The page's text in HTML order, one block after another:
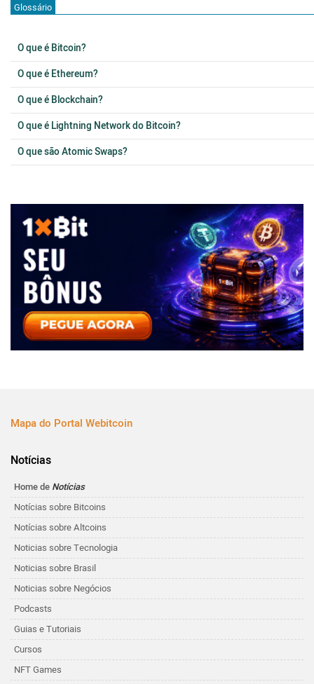
Glossário
O que é Bitcoin?
O que é Ethereum?
O que é Blockchain?
O que é Lightning Network do Bitcoin?
O que são Atomic Swaps?
Mapa do Portal Webitcoin
Notícias
Home de Notícias
Notícias sobre Bitcoins
Notícias sobre Altcoins
Noticias sobre Tecnologia
Noticias sobre Brasil
Noticias sobre Negócios
Podcasts
Guias e Tutoriais
Cursos
NFT Games